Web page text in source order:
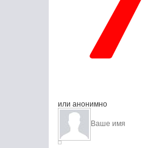
или анонимно